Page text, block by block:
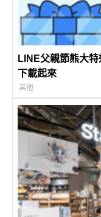
LINE父親節熊大
下載起來
其他